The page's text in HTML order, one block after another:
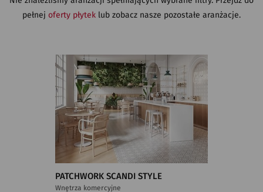
pełnej oferty płytek lub zobacz nasze pozostałe aranżacje.
PATCHWORK SCANDI STYLE
Wnętrza komercyjne